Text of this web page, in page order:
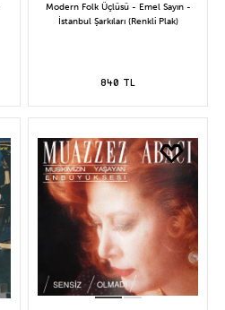
Modern Folk Üçlüsü - Emel Sayın -
İstanbul Şarkıları (Renkli Plak)
840 TL